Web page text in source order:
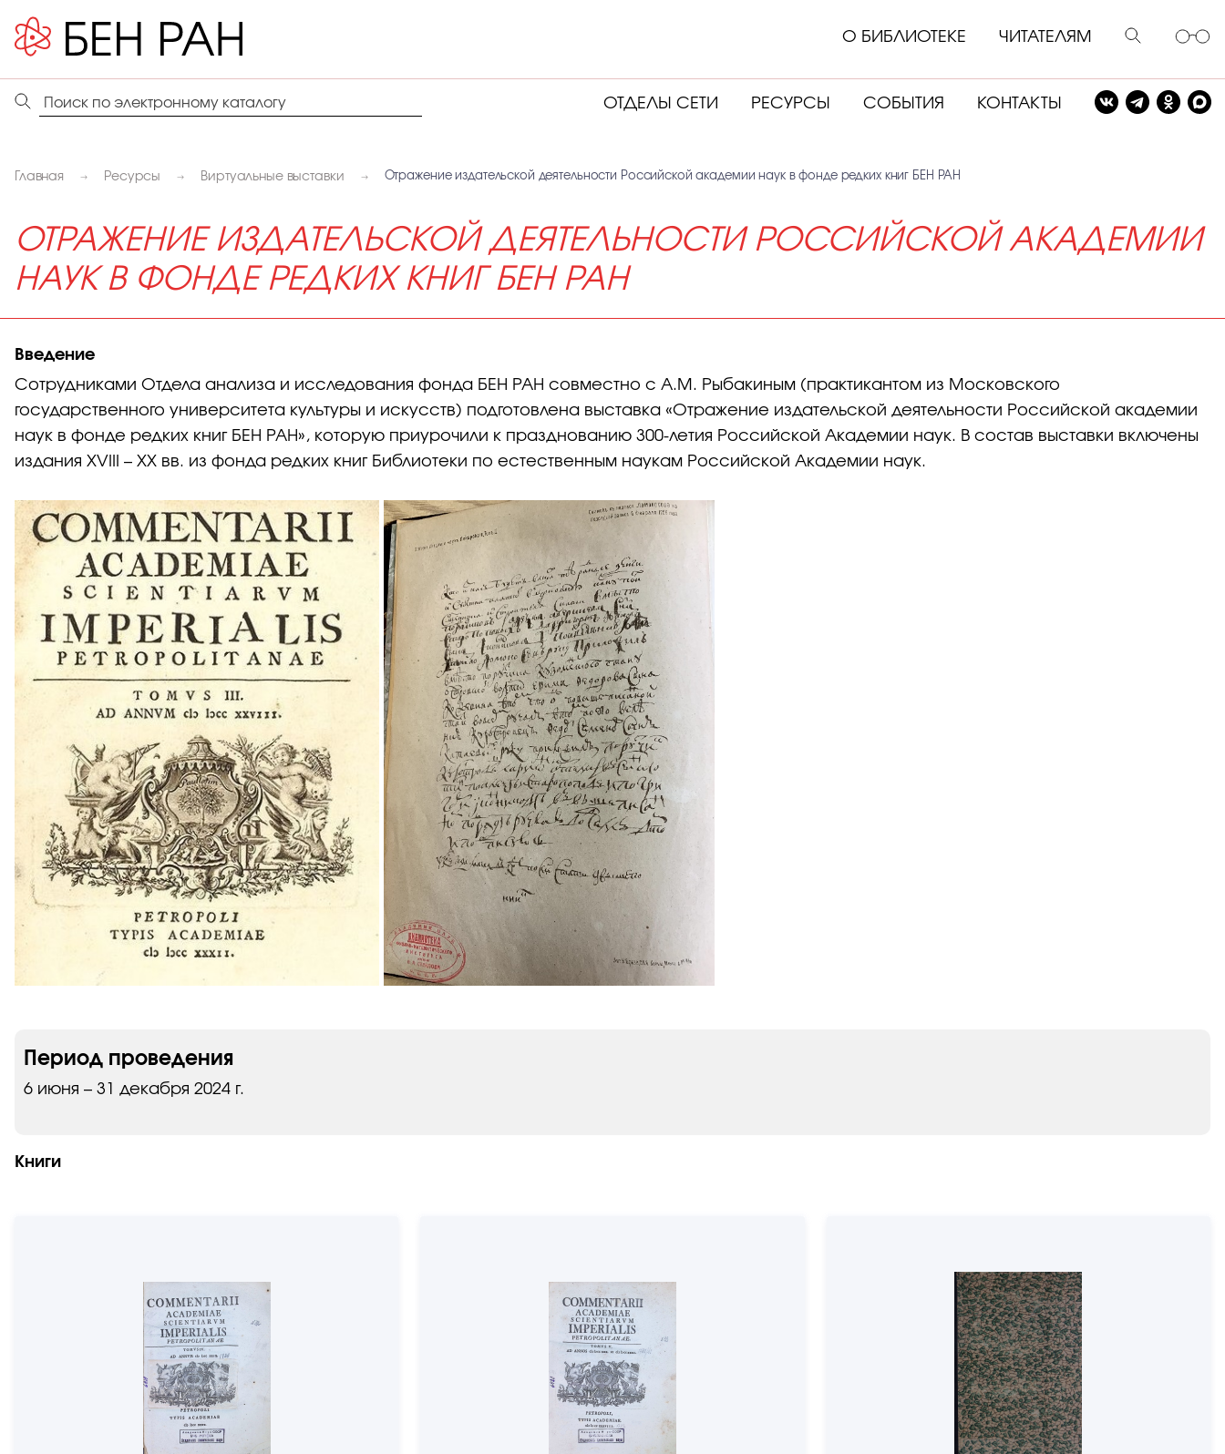
О БИБЛИОТЕКЕ ЧИТАТЕЛЯМ
ОТДЕЛЫ СЕТИ РЕСУРСЫ СОБЫТИЯ КОНТАКТЫ
Главная Ресурсы Виртуальные выставки Отражение издательской деятельности Российской академии наук в фонде редких книг БЕН РАН
ОТРАЖЕНИЕ ИЗДАТЕЛЬСКОЙ ДЕЯТЕЛЬНОСТИ РОССИЙСКОЙ АКАДЕМИИ
НАУК В ФОНДЕ РЕДКИХ КНИГ БЕН РАН
Введение
Сотрудниками Отдела анализа и исследования фонда БЕН РАН совместно с А.М. Рыбакиным (практикантом из Московского
государственного университета культуры и искусств) подготовлена выставка «Отражение издательской деятельности Российской академии
наук в фонде редких книг БЕН РАН», которую приурочили к празднованию 300-летия Российской Академии наук. В состав выставки включены
издания XVIII – XX вв. из фонда редких книг Библиотеки по естественным наукам Российской Академии наук.
Период проведения
6 июня – 31 декабря 2024 г.
Книги